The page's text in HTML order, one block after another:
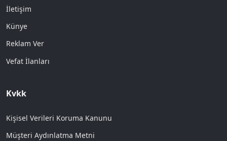
İletişim
Künye
Reklam Ver
Vefat İlanları
Kvkk
Kişisel Verileri Koruma Kanunu
Müşteri Aydınlatma Metni